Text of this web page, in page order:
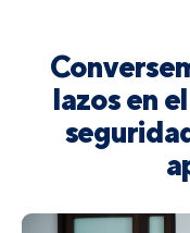
lazos en